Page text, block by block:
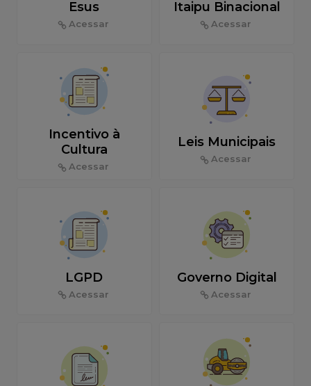
Esus
Acessar
Itaipu Binacional
Acessar
Incentivo à
Cultura
Acessar
Leis Municipais
Acessar
LGPD
Acessar
Governo Digital
Acessar